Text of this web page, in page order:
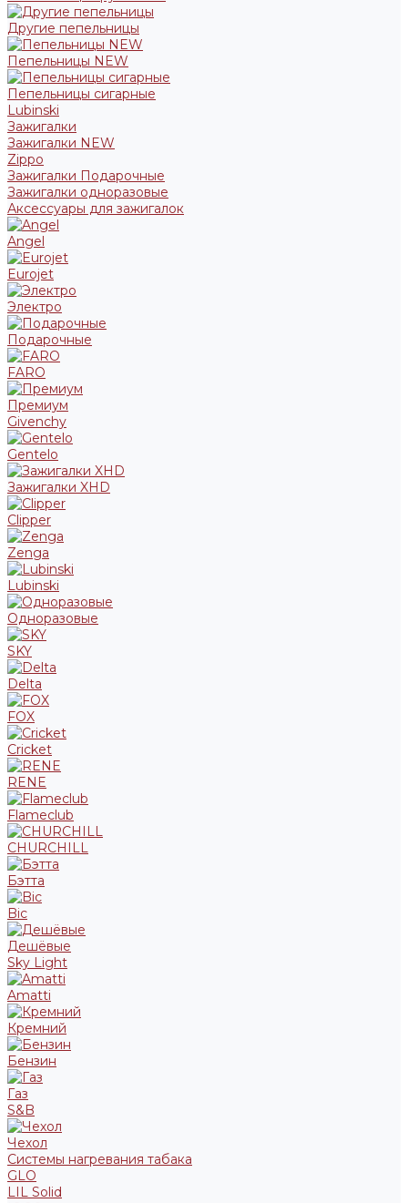
Другие пепельницы
Пепельницы NEW
Пепельницы сигарные
Lubinski
Зажигалки
Зажигалки NEW
Zippo
Зажигалки Подарочные
Зажигалки одноразовые
Аксессуары для зажигалок
Angel
Eurojet
Электро
Подарочные
FARO
Премиум
Givenchy
Gentelo
Зажигалки XHD
Clipper
Zenga
Lubinski
Одноразовые
SKY
Delta
FOX
Cricket
RENE
Flameclub
CHURCHILL
Бэтта
Bic
Дешёвые
Sky Light
Amatti
Кремний
Бензин
Газ
S&B
Чехол
Системы нагревания табака
GLO
LIL Solid